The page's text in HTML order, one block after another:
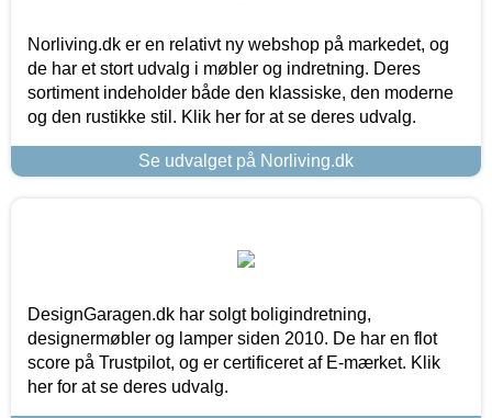
Norliving.dk er en relativt ny webshop på markedet, og
de har et stort udvalg i møbler og indretning. Deres
sortiment indeholder både den klassiske, den moderne
og den rustikke stil. Klik her for at se deres udvalg.
Se udvalget på Norliving.dk
DesignGaragen.dk har solgt boligindretning,
designermøbler og lamper siden 2010. De har en flot
score på Trustpilot, og er certificeret af E-mærket. Klik
her for at se deres udvalg.